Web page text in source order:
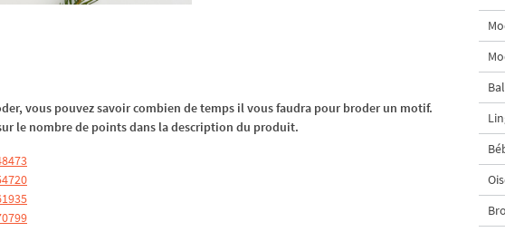
vous pouvez savoir combien de temps il vous faudra pour broder un motif.
le nombre de points dans la description du produit.